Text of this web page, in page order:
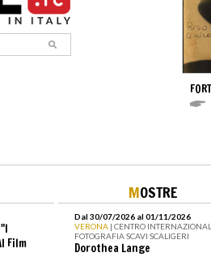
Film
MOSTRE
Dal 30/07/2026 al 01/11/2026
VERONA | CENTRO
FOTOGRAFIA SCAVI SCALIGERI
Dorothea Lange